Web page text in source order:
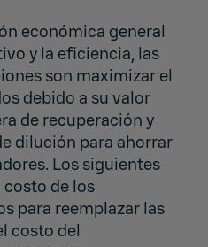
económica general
y la eficiencia, las
son maximizar el
debido a su valor
de recuperación y
dilución para ahorrar
Los siguientes
de los
para reemplazar las
costo del